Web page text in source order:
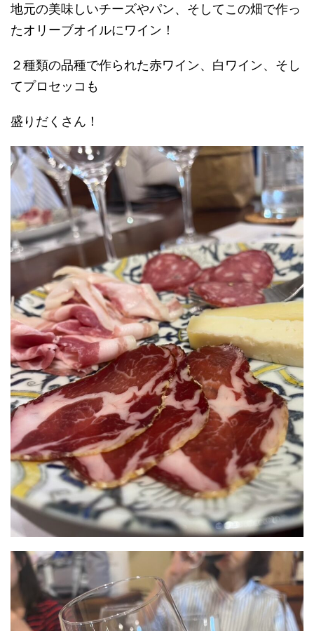
地元の美味しいチーズやパン、そしてこの畑で作っ
たオリーブオイルにワイン！
２種類の品種で作られた赤ワイン、白ワイン、そし
てプロセッコも
盛りだくさん！